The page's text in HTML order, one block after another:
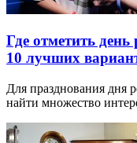
Где отметить
10 лучших
Для празднования дня
найти множество